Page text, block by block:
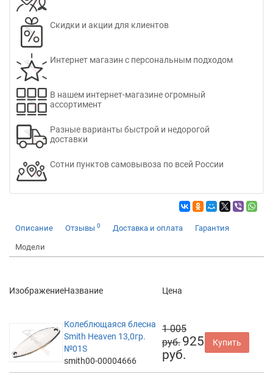
Скидки и акции для клиентов
Интернет магазин с персональным подходом
В нашем интернет-магазине огромный
ассортимент
Разные варианты быстрой и недорогой
доставки
Сотни пунктов самовывоза по всей России
Описание Отзывы 0 Доставка и оплата Гарантия
Модели
ИзображениеНазвание Цена
Колеблющаяся блесна
Smith Heaven 13,0гр.
№01S
smith00-00004666
1 005
руб. 925
руб.
Купить